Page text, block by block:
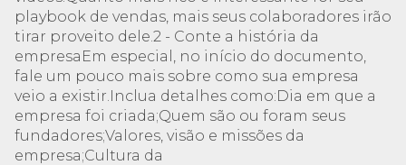
playbook de vendas, mais seus colaboradores irão
tirar proveito dele.2 - Conte a história da
empresaEm especial, no início do documento,
fale um pouco mais sobre como sua empresa
veio a existir.Inclua detalhes como:Dia em que a
empresa foi criada;Quem são ou foram seus
fundadores;Valores, visão e missões da
empresa;Cultura da